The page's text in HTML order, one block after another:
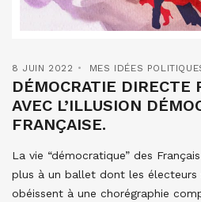
8 JUIN 2022 MES IDÉES
DÉMOCRATIE DIRECTE
AVEC L’ILLUSION
FRANÇAISE.
La vie “démocratique” des
plus à un ballet dont les électeurs
obéissent à une chorégraphie